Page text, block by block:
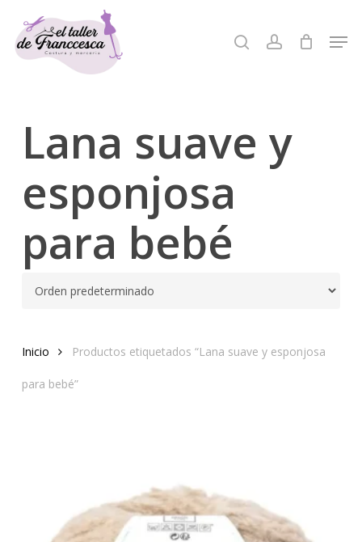
main
search account
Lana suave y
esponjosa
para bebé
Inicio Productos etiquetados “Lana suave y esponjosa
para bebé”
Close